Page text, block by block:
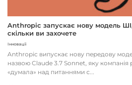
Anthropic запускає нову модель
скільки ви захочете
Інновації
Anthropic випускає нову передову
назвою Claude 3.7 Sonnet, яку
«думала» над питаннями с...